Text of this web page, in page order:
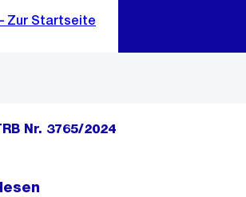
Breadcrumbs ein
Nr. 3765/2024